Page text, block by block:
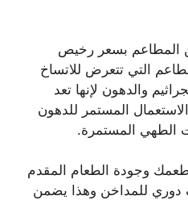
المطاعم بسعر رخيص
التي تتعرض للاتساخ
والدهون لإنها تعد
المستمر للدهون
الطهي المستمرة.
وجودة الطعام المقدم
للمداخن وهذا يضمن